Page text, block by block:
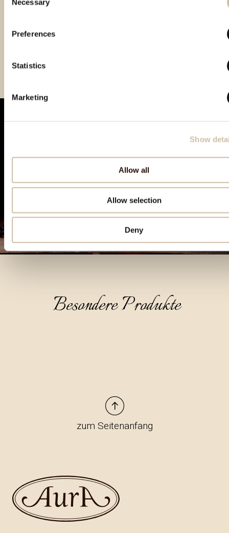
Selection
Necessary
Preferences
Statistics
Marketing
Show
Allow all
Allow selection
Deny
Besondere Produkte
zum Seitenanfang